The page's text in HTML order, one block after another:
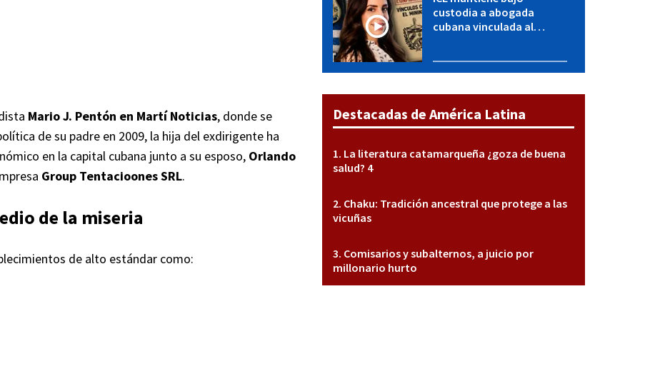
Mario J. Pentón en Martí Noticias, donde se
de su padre en 2009, la hija del exdirigente ha
en la capital cubana junto a su esposo, Orlando
Group Tentacioones SRL.
de la miseria
de alto estándar como:
custodia a abogada
cubana vinculada al
Destacadas de América Latina
La literatura catamarqueña ¿goza de buena
salud? 4
Chaku: Tradición ancestral que protege a las
vicuñas
Comisarios y subalternos, a juicio por
millonario hurto